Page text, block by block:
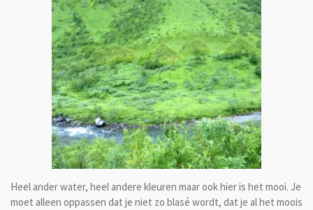
Heel ander water, heel andere kleuren maar ook hier is het mooi. Je
moet alleen oppassen dat je niet zo blasé wordt, dat je al het moois